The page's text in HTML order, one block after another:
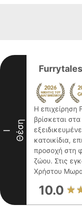
I Θέση
Η επιχείρηση
βρίσκεται
κατοικίδια,
προσοχή στη
ζώου. Στις
Χρήστου
10.0